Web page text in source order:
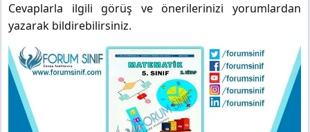
Cevaplarla ilgili görüş ve önerilerinizi yorumlardan
yazarak bildirebilirsiniz.